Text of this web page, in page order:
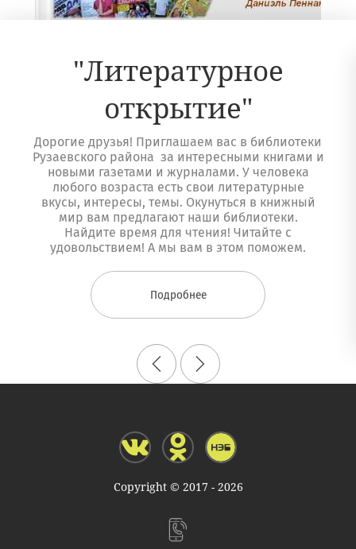
"Литературное
открытие"
Дорогие друзья! Приглашаем вас в библиотеки
Рузаевского района за интересными книгами и
новыми газетами и журналами. У человека
любого возраста есть свои литературные
вкусы, интересы, темы. Окунуться в книжный
мир вам предлагают наши библиотеки.
Найдите время для чтения! Читайте с
удовольствием! А мы вам в этом поможем.
Подробнее
Copyright © 2017 - 2026